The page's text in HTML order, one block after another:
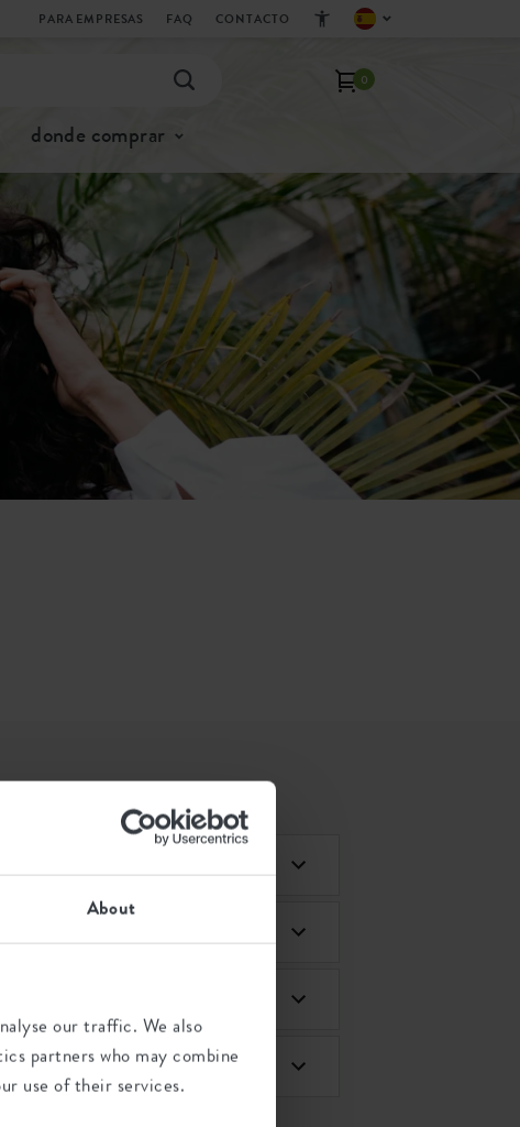
About
our traffic. We also
partners who may combine
use of their services.
PARA EMPRESAS FAQ CONTACTO
0
donde comprar